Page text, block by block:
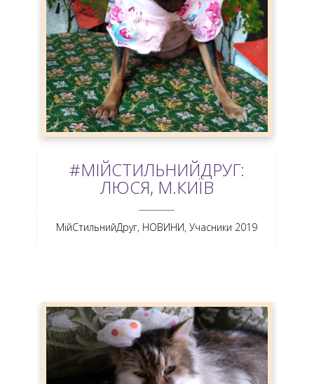
#МІЙСТИЛЬНИЙДРУГ:
ЛЮСЯ, М.КИЇВ
ANEMPTYTEXTLLINE
МійСтильнийДруг, НОВИНИ,Учасники 2019